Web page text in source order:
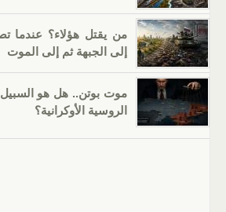
من يقتل هؤلاء؟ عندما
إلى الجبهة ثم إلى الموت
موت بوتن.. هل هو السبيل
الروسية الأوكرانية؟